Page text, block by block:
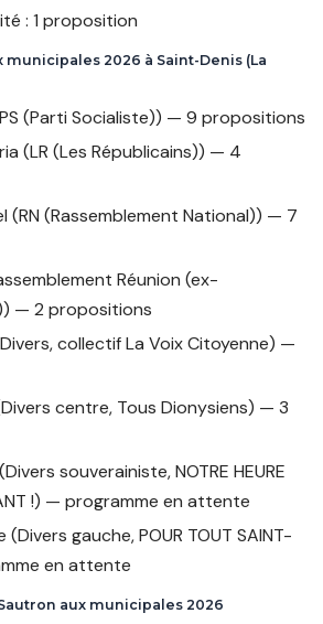
: 1 proposition
2026 à Saint-Denis (La
(Parti Socialiste)) — 9 propositions
(LR (Les Républicains)) — 4
(RN (Rassemblement National)) — 7
Réunion (ex-
— 2 propositions
collectif La Voix Citoyenne) —
centre, Tous Dionysiens) — 3
(Divers souverainiste, NOTRE HEURE
!) — programme en attente
(Divers gauche, POUR TOUT SAINT-
en attente
aux municipales 2026